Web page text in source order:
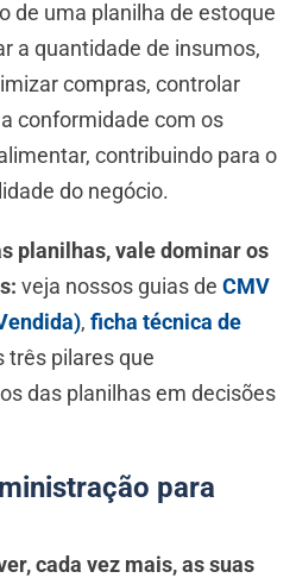
de uma planilha de estoque
a quantidade de insumos,
compras, controlar
conformidade com os
contribuindo para o
do negócio.
planilhas, vale dominar os
veja nossos guias de CMV
, ficha técnica de
três pilares que
das planilhas em decisões
para
cada vez mais, as suas